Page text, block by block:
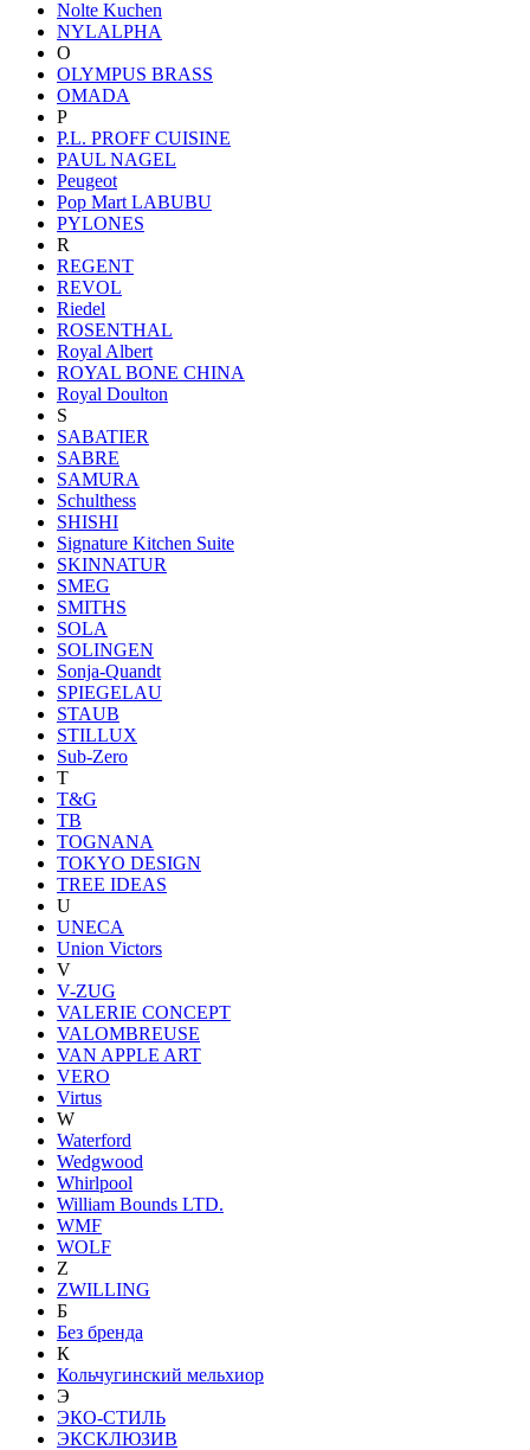
Nolte Kuchen
NYLALPHA
O
OLYMPUS BRASS
OMADA
P
P.L. PROFF CUISINE
PAUL NAGEL
Peugeot
Pop Mart LABUBU
PYLONES
R
REGENT
REVOL
Riedel
ROSENTHAL
Royal Albert
ROYAL BONE CHINA
Royal Doulton
S
SABATIER
SABRE
SAMURA
Schulthess
SHISHI
Signature Kitchen Suite
SKINNATUR
SMEG
SMITHS
SOLA
SOLINGEN
Sonja-Quandt
SPIEGELAU
STAUB
STILLUX
Sub-Zero
T
T&G
TB
TOGNANA
TOKYO DESIGN
TREE IDEAS
U
UNECA
Union Victors
V
V-ZUG
VALERIE CONCEPT
VALOMBREUSE
VAN APPLE ART
VERO
Virtus
W
Waterford
Wedgwood
Whirlpool
William Bounds LTD.
WMF
WOLF
Z
ZWILLING
Б
Без бренда
К
Кольчугинский мельхиор
Э
ЭКО-СТИЛЬ
ЭКСКЛЮЗИВ